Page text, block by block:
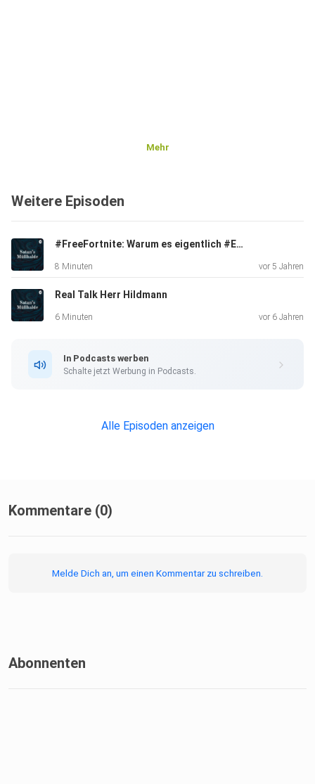
Mehr
Weitere Episoden
#FreeFortnite: Warum es eigentlich #EpicHeulLeiser heißen sollte
8 Minuten vor 5 Jahren
Real Talk Herr Hildmann
6 Minuten vor 6 Jahren
In Podcasts werben
Schalte jetzt Werbung in Podcasts.
Alle Episoden anzeigen
Kommentare (0)
Melde Dich an, um einen Kommentar zu schreiben.
Abonnenten